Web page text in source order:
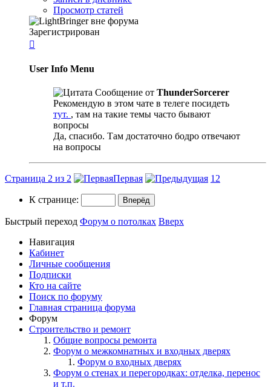
Просмотр статей
Зарегистрирован

User Info Menu
Сообщение от ThunderSorcerer
Рекомендую в этом чате в телеге посидеть
тут. , там на такие темы часто бывают
вопросы
Да, спасибо. Там достаточно бодро отвечают
на вопросы
Страница 2 из 2 Первая 1 2
К странице:
Быстрый переход Форум о потолках Вверх
Навигация
Кабинет
Личные сообщения
Подписки
Кто на сайте
Поиск по форуму
Главная страница форума
Форум
Строительство и ремонт
Общие вопросы ремонта
Форум о межкомнатных и входных дверях
Форум о входных дверях
Форум о стенах и перегородках: отделка, перенос
и т.п.